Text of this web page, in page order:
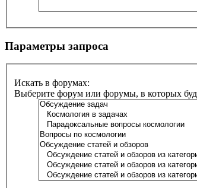
Параметры запроса
Искать в форумах:
Выберите форум или форумы, в которых